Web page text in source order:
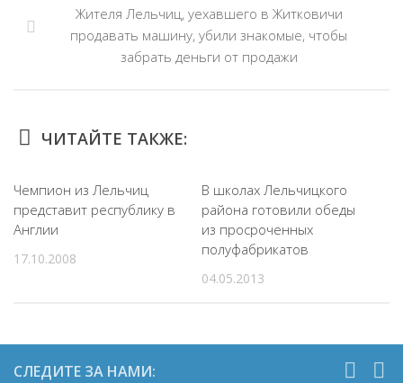
Жителя Лельчиц, уехавшего в Житковичи
продавать машину, убили знакомые, чтобы
забрать деньги от продажи
ЧИТАЙТЕ ТАКЖЕ:
Чемпион из Лельчиц
представит республику в
Англии
17.10.2008
В школах Лельчицкого
района готовили обеды
из просроченных
полуфабрикатов
04.05.2013
СЛЕДИТЕ ЗА НАМИ: